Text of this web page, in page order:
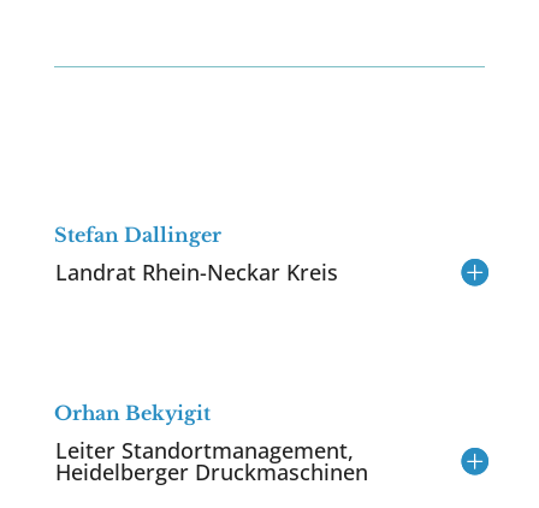
Stefan Dallinger
Landrat Rhein-Neckar Kreis
Orhan Bekyigit
Leiter Standortmanagement,
Heidelberger Druckmaschinen